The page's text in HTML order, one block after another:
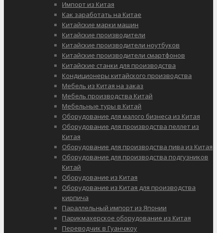
Импорт из Китая
Как заработать на Китае
Китайские марки машин
Китайские производители
Китайские производители ноутбуков
Китайские производители смартфонов
Китайские станки для производства
Кондиционеры китайского производства
Мебель из Китая на заказ
Мебель производства Китай
Мебельные туры в Китай
Оборудование для малого бизнеса из Китая
Оборудование для производства пеллет из
Китая
Оборудование для производства пива из Китая
Оборудование для производства подгузников
Китай
Оборудование из Китая
Оборудование из Китая для производства
кирпича
Параллельный импорт из Японии
Парикмахерское оборудование из Китая
Переводчик в Гуанчжоу